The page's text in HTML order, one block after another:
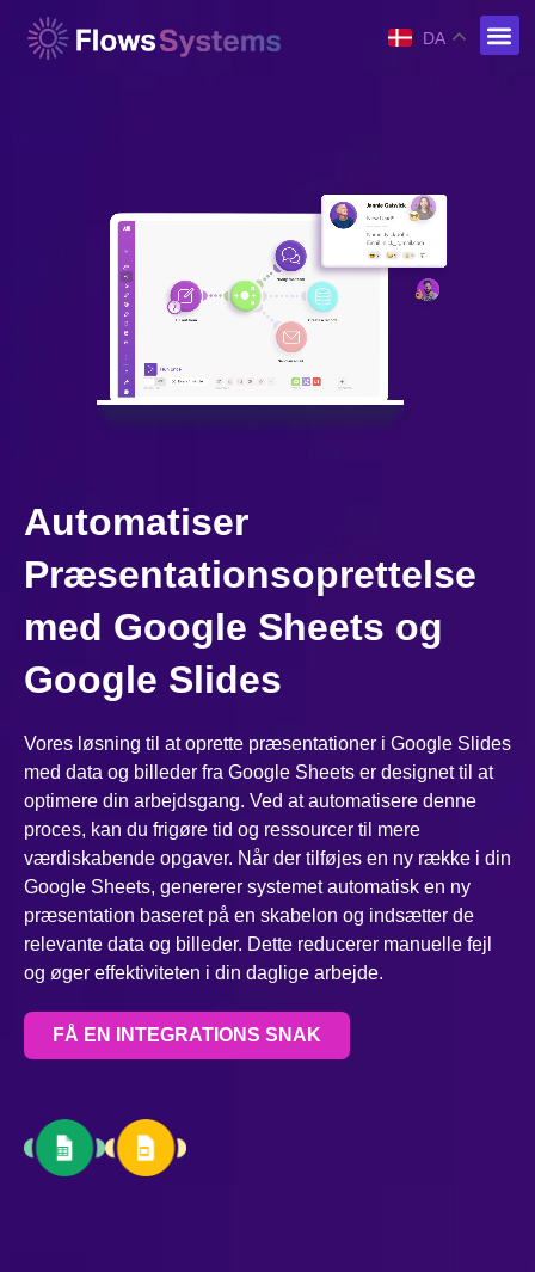
DA
Automatiser
Præsentationsoprettelse
med Google Sheets og
Google Slides
Vores løsning til at oprette præsentationer i Google Slides
med data og billeder fra Google Sheets er designet til at
optimere din arbejdsgang. Ved at automatisere denne
proces, kan du frigøre tid og ressourcer til mere
værdiskabende opgaver. Når der tilføjes en ny række i din
Google Sheets, genererer systemet automatisk en ny
præsentation baseret på en skabelon og indsætter de
relevante data og billeder. Dette reducerer manuelle fejl
og øger effektiviteten i din daglige arbejde.
FÅ EN INTEGRATIONS SNAK